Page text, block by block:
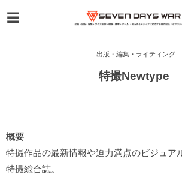
出版・編集・ライティング
特撮Newtype
概要
特撮作品の最新情報や迫力満点のビジュア
特撮総合誌。